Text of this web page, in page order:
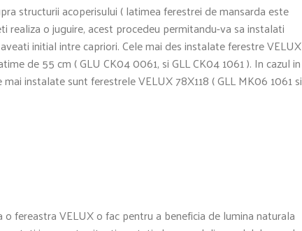
structurii acoperisului ( latimea ferestrei de mansarda este
o juguire, acest procedeu permitandu-va sa instalati
initial intre capriori. Cele mai des instalate ferestre VELUX
de 55 cm ( GLU CK04 0061, si GLL CK04 1061 ). In cazul in
instalate sunt ferestrele VELUX 78X118 ( GLL MK06 1061 si
fereastra VELUX o fac pentru a beneficia de lumina naturala